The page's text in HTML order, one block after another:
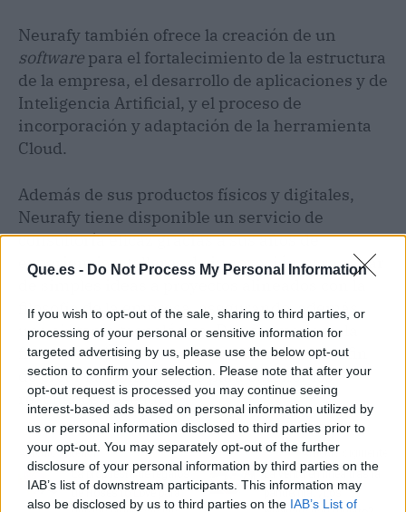
Que.es - Do Not Process My Personal Information
If you wish to opt-out of the sale, sharing to third parties, or
processing of your personal or sensitive information for
targeted advertising by us, please use the below opt-out
section to confirm your selection. Please note that after your
opt-out request is processed you may continue seeing
interest-based ads based on personal information utilized by
us or personal information disclosed to third parties prior to
your opt-out. You may separately opt-out of the further
disclosure of your personal information by third parties on the
IAB’s list of downstream participants. This information may
also be disclosed by us to third parties on the IAB’s List of
Neurafy también ofrece la creación de un
software para el fortalecimiento de la estructura
de la empresa, el desarrollo de aplicaciones y de
Inteligencia Artificial, y el proceso de
incorporación y adaptación de la herramienta
Cloud.
Además de sus productos físicos y digitales,
Neurafy tiene disponible un servicio de
consultoría eficaz gracias a sus años de
experiencia y talleres de innovación para saltar
filosofía de la empresa, asegurando, además,
una sintonía tecnológica. De esta manera, la
firma trabaja a la par de sus clientes con el fin
de crear las condiciones para obtener los
resultados deseados.
Artículo anterior
La propuesta de regalos
de Roses to Love para
Artículo siguiente
La venta en línea tras la
pandemia. ¿Los